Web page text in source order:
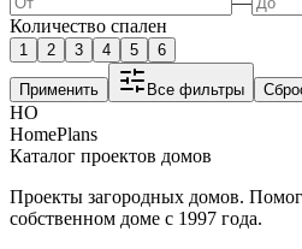
Количество спален
1 2 3 4 5 6
Применить Все фильтры
HO
HomePlans
Каталог проектов домов
Проекты загородных домов.
собственном доме с 1997 года.